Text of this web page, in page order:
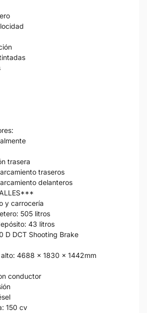
trasera
traseros
delanteros
y carrocería
505 litros
43 litros
D DCT Shooting Brake
4688 x 1830 x 1442mm
conductor
150 cv